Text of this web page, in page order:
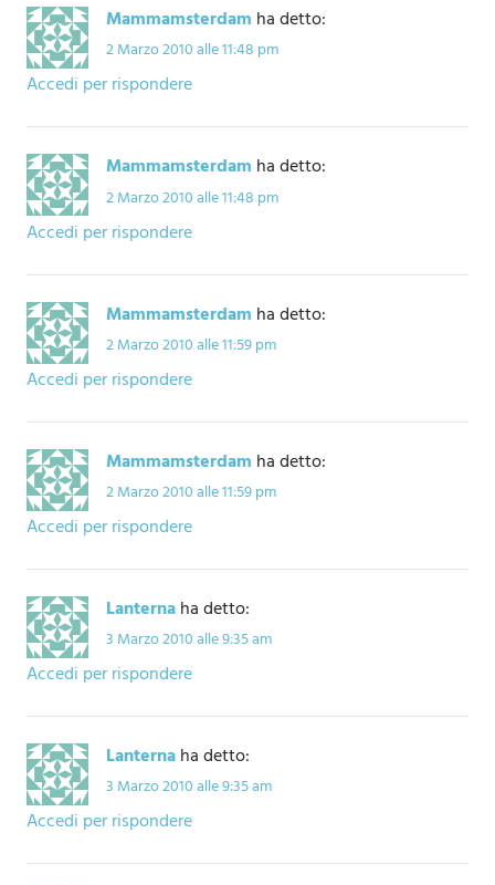
Mammamsterdam ha detto:
2 Marzo 2010 alle 11:48 pm
Accedi per rispondere
Mammamsterdam ha detto:
2 Marzo 2010 alle 11:48 pm
Accedi per rispondere
Mammamsterdam ha detto:
2 Marzo 2010 alle 11:59 pm
Accedi per rispondere
Mammamsterdam ha detto:
2 Marzo 2010 alle 11:59 pm
Accedi per rispondere
Lanternaha detto:
3 Marzo 2010 alle 9:35 am
Accedi per rispondere
Lanternaha detto:
3 Marzo 2010 alle 9:35 am
Accedi per rispondere